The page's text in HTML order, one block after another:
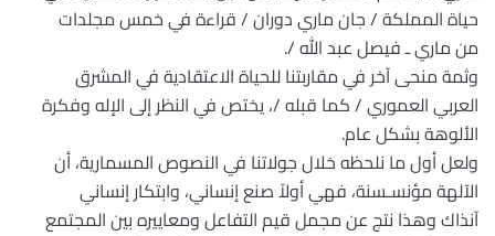
حياة المملكة / جان ماري دوران / قراءة في خمس مجلدات
من ماري ـ فيصل عبد الله /.
وثمة منحى آخر في مقاربتنا للحياة الاعتقادية في المشرق
العربي العموري / كما قبله /، يختص في النظر إلى الإله وفكرة
الألوهة بشكل عام.
ولعل أول ما نلحظه خلال جولاتنا في النصوص المسمارية، أن
الآلهة مؤنسـسنة، فهي أولاً صنع إنساني، وابتكار إنساني
آنذاك وهذا نتج عن مجمل قيم التفاعل ومعاييره بين المجتمع